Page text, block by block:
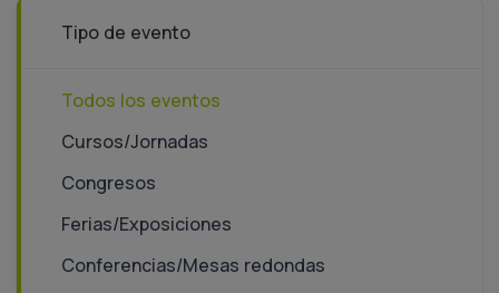
Tipo de evento
Todos los eventos
Cursos/Jornadas
Congresos
Ferias/Exposiciones
Conferencias/Mesas redondas